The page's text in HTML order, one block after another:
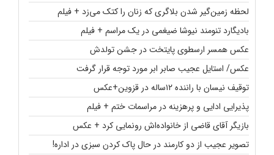
لحظه زمین‌گیر شدن بلاگری که زنان را کتک می‌زد + فیلم
بادیگارد تنومند نیوشا ضیغمی در یک مراسم + فیلم
عکس همسر ارسطوی پایتخت در جشن تولدش
عکس/ استایل عجیب صابر ابر مورد توجه قرار گرفت
توقیف نیسان با راننده ۱۲ساله در قزوین+عکس
پذیرایی ادایی و پرهزینه در مراسمات ختم + فیلم
بازیگر آقای قاضی از خانواده‌اش رونمایی کرد + عکس
تصویر عجیب از دو کارمند در حال پاک کردن سبزی در اداره!